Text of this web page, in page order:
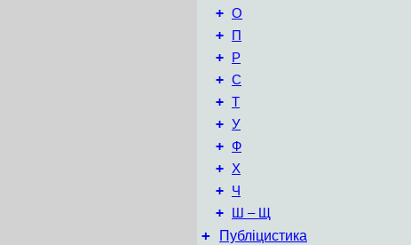
+ О
+ П
+ Р
+ С
+ Т
+ У
+ Ф
+ Х
+ Ч
+ Ш – Щ
+ Публіцистика